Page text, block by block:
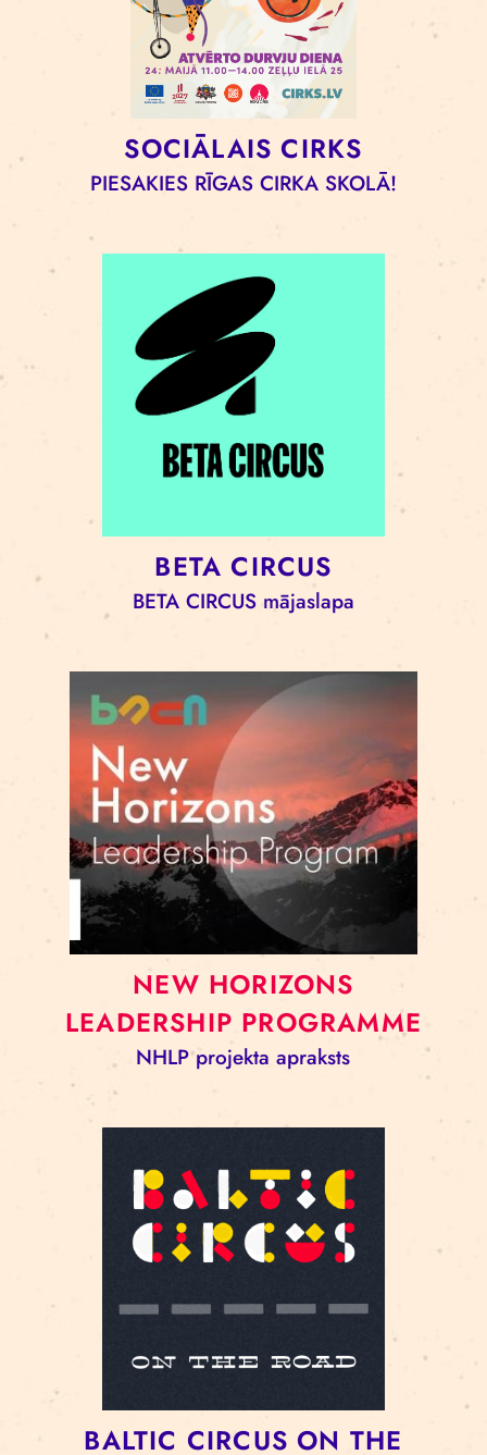
SOCIĀLAIS CIRKS
PIESAKIES RĪGAS CIRKA SKOLĀ!
BETA CIRCUS
BETA CIRCUS mājaslapa
NEW HORIZONS
LEADERSHIP PROGRAMME
NHLP projekta apraksts
BALTIC CIRCUS ON THE